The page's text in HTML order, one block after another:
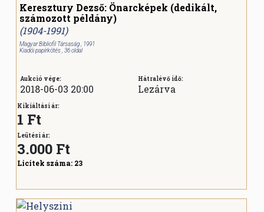
Keresztury Dezső: Önarcképek (dedikált,
számozott példány)
(1904-1991)
Magyar Bibliofil Társaság , 1991
Kiadói papírkötés , 36 oldal
Aukció vége:
2018-06-03 20:00
Hátralévő idő:
Lezárva
Kikiáltási ár:
1 Ft
Leütési ár:
3.000 Ft
Licitek száma: 23